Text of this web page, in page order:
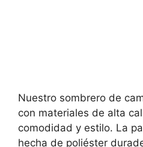
Nuestro sombrero de
con materiales de alta
comodidad y estilo. La
hecha de poliéster